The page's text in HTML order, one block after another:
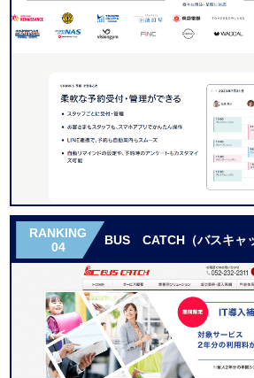
RANKING
04
BUS CATCH（バスキャ